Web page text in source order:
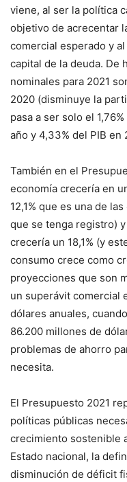
viene, al ser la política
objetivo de acrecentar
comercial esperado y
capital de la deuda. De
nominales para 2021
2020 (disminuye la
pasa a ser solo el
año y 4,33% del PIB en
También en el
economía crecería en
12,1% que es una de
que se tenga registro)
crecería un 18,1% (y
consumo crece como
proyecciones que son
un superávit comercial
dólares anuales,
86.200 millones de
problemas de ahorro
necesita.
El Presupuesto 2021
políticas públicas
crecimiento sostenible
Estado nacional, la
disminución de déficit